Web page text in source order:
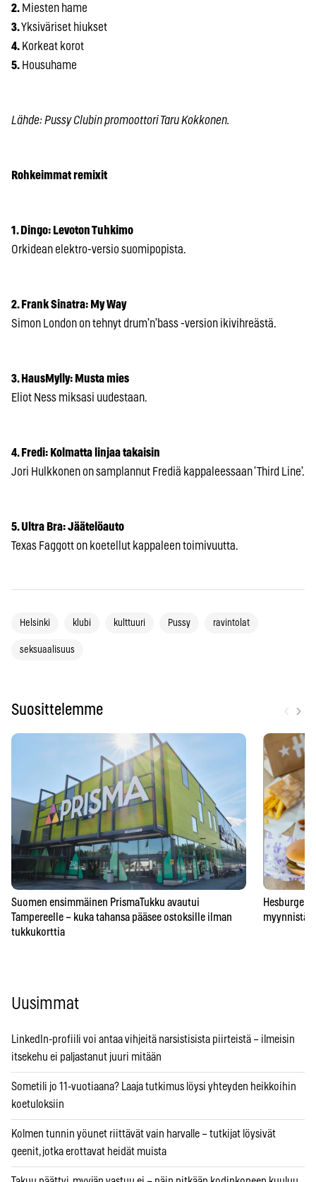
2. Miesten hame
3.Yksiväriset hiukset
4. Korkeat korot
5. Housuhame
Lähde: Pussy Clubin promoottori Taru Kokkonen.
Rohkeimmat remixit
1. Dingo: Levoton Tuhkimo
Orkidean elektro-versio suomipopista.
2. Frank Sinatra: My Way
Simon London on tehnyt drum’n’bass -version ikivihreästä.
3. HausMylly: Musta mies
Eliot Ness miksasi uudestaan.
4. Fredi: Kolmatta linjaa takaisin
Jori Hulkkonen on samplannut Frediä kappaleessaan ’Third Line’.
5. Ultra Bra: Jäätelöauto
Texas Faggott on koetellut kappaleen toimivuutta.
Helsinki klubi kulttuuri Pussy ravintolat
seksuaalisuus
Suosittelemme ›
Suomen ensimmäinen PrismaTukku avautui
Tampereelle – kuka tahansa pääsee ostoksille ilman
tukkukorttia
myynnistä
Uusimmat
LinkedIn-profiili voi antaa vihjeitä narsistisista piirteistä – ilmeisin
itsekehu ei paljastanut juuri mitään
Sometili jo 11-vuotiaana? Laaja tutkimus löysi yhteyden heikkoihin
koetuloksiin
Kolmen tunnin yöunet riittävät vain harvalle – tutkijat löysivät
geenit, jotka erottavat heidät muista